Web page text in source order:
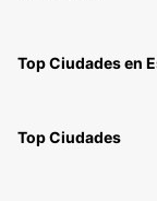
Top Ciudades en
Top Ciudades